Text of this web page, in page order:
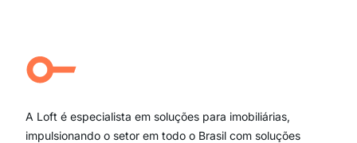
Campo Belo
Ipiranga
Paraíso
Itaim Bibi
A Loft é especialista em soluções para imobiliárias,
impulsionando o setor em todo o Brasil com soluções